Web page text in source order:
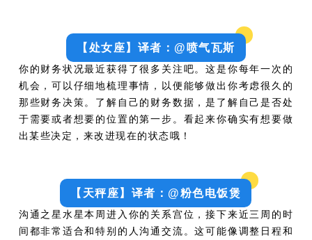
【处女座】译者：@喷气瓦斯
你的财务状况最近获得了很多关注吧。这是你每年一次的
机会，可以仔细地梳理事情，以便能够做出你考虑很久的
那些财务决策。了解自己的财务数据，是了解自己是否处
于需要或者想要的位置的第一步。看起来你确实有想要做
出某些决定，来改进现在的状态哦！
【天秤座】译者：@粉色电饭煲
沟通之星水星本周进入你的关系宫位，接下来近三周的时
间都非常适合和特别的人沟通交流。这可能像调整日程和